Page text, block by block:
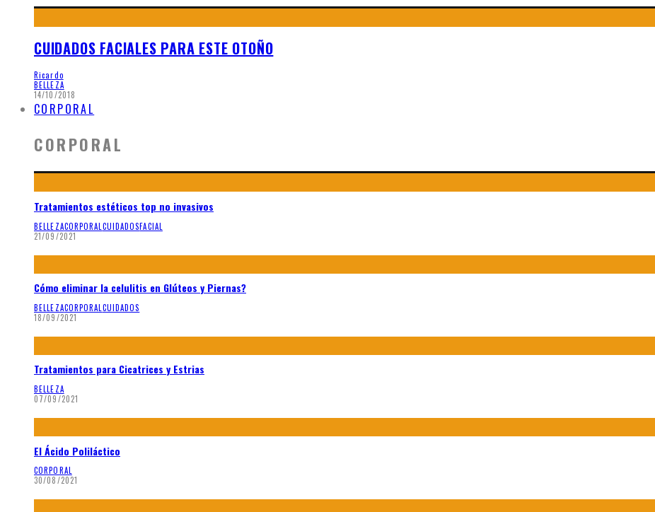
CUIDADOS FACIALES PARA ESTE OTOÑO
Ricardo
BELLEZA
14/10/2018
CORPORAL
CORPORAL
Tratamientos estéticos top no invasivos
BELLEZACORPORAL CUIDADOSFACIAL
21/09/2021
Cómo eliminar la celulitis en Glúteos y Piernas?
BELLEZACORPORAL CUIDADOS
18/09/2021
Tratamientos para Cicatrices y Estrias
BELLEZA
07/09/2021
El Ácido Poliláctico
CORPORAL
30/08/2021